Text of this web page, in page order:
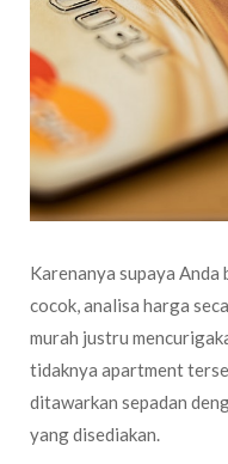
Karenanya supaya
cocok, analisa harga
murah justru
tidaknya apartment
ditawarkan sepadan
yang disediakan.